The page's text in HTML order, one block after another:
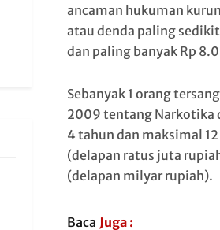
ancaman hukuman
atau denda paling
dan paling banyak Rp
Sebanyak 1 orang
2009 tentang Narkotika
4 tahun dan maksimal
(delapan ratus juta
(delapan milyar rupiah).
Baca Juga :